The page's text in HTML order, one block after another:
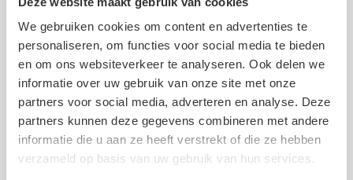
We gebruiken cookies om content en advertenties te
personaliseren, om functies voor social media te bieden
en om ons websiteverkeer te analyseren. Ook delen we
informatie over uw gebruik van onze site met onze
partners voor social media, adverteren en analyse. Deze
partners kunnen deze gegevens combineren met andere
informatie die u aan ze heeft verstrekt of die ze hebben
verzameld op basis van uw gebruik van hun services.
Portier
Passagiersstoel
Gasklep
Dashboard
Reservewiel, reserveband of thuiskomer
Meer berichten over autosloperijen >>